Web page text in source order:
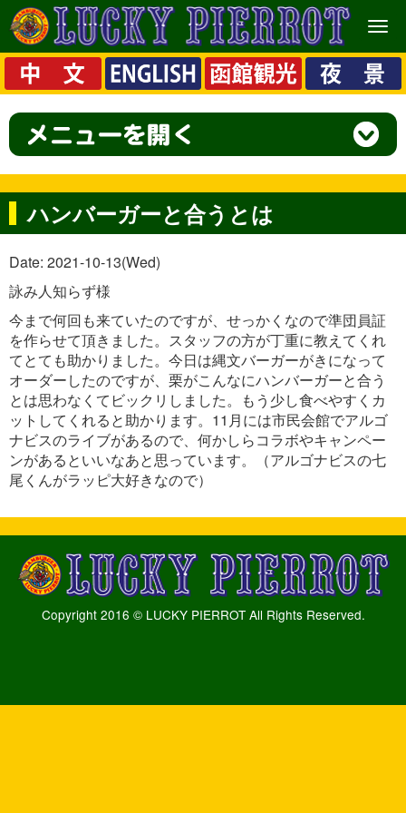
メ
ニ
ュ
ー
ハンバーガーと合うとは
Date: 2021-10-13(Wed)
詠み人知らず様
今まで何回も来ていたのですが、せっかくなので準団員証
を作らせて頂きました。スタッフの方が丁重に教えてくれ
てとても助かりました。今日は縄文バーガーがきになって
オーダーしたのですが、栗がこんなにハンバーガーと合う
とは思わなくてビックリしました。もう少し食べやすくカ
ットしてくれると助かります。11月には市民会館でアルゴ
ナビスのライブがあるので、何かしらコラボやキャンペー
ンがあるといいなあと思っています。（アルゴナビスの七
尾くんがラッピ大好きなので）
Copyright 2016 © LUCKY PIERROT All Rights Reserved.